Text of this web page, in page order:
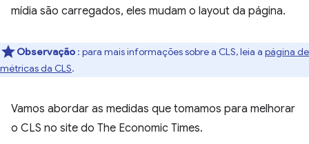
mídia são carregados, eles mudam o layout da página.
Observação : para mais informações sobre a CLS, leia a página de
métricas da CLS.
Vamos abordar as medidas que tomamos para melhorar
o CLS no site do The Economic Times.